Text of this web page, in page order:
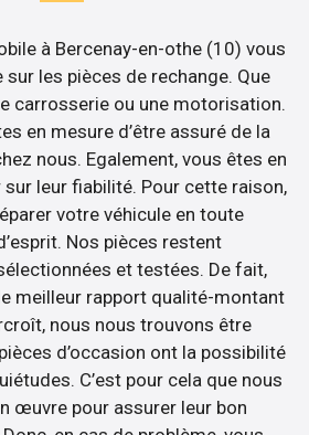
à Bercenay-en-othe (10) vous
les pièces de rechange. Que
carrosserie ou une motorisation.
en mesure d’être assuré de la
nous. Egalement, vous êtes en
leur fiabilité. Pour cette raison,
votre véhicule en toute
Nos pièces restent
et testées. De fait,
meilleur rapport qualité-montant
nous nous trouvons être
d’occasion ont la possibilité
C’est pour cela que nous
œuvre pour assurer leur bon